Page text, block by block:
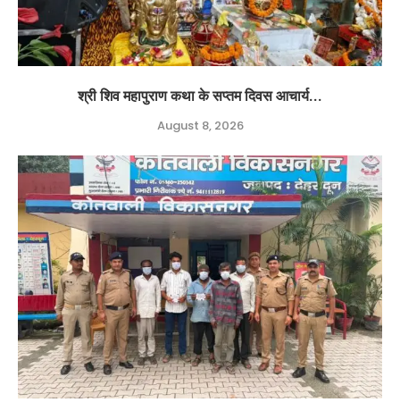
श्री शिव महापुराण कथा के सप्तम दिवस आचार्य...
August 8, 2026